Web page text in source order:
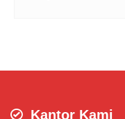
Kantor Kami